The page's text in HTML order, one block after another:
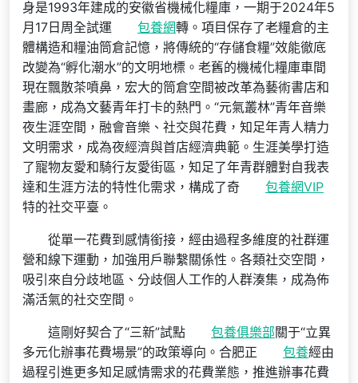
身是1993年建成的安徽省機械化糧庫，一期于2024年5
月17日周全試運
包養網轉。項目保存了老糧倉的主
體構造和糧油筒倉記憶，將傳統的“存儲食糧”效能徹底
改變為“孵化潮水”的文明地標。老舊的機械化糧庫車間
現在飄散茶噴鼻，宏大的筒倉空間被改革為藝術書店和
畫廊，成為文藝青年打卡的熱門。“元氣叢林”青年音樂
夜生涯空間，融會音樂、社交與花費，知足年青人精力
文明需求，成為夜經濟與首店經濟典範。生涯美學打造
了寵物友愛和騎行友愛街區，知足了年青群體對自我表
達和生涯方法的特性化需求，構成了奇
包養網VIP
特的社交平臺。
從單一花費到感情銜接，經由過程多維度的社群運
營和線下運動，加強用戶聯繫關係性。各類社交空間，
吸引來自分歧地區、分歧個人工作的人群湊集，成為佈
滿活氣的社交空間。
這剛好契合了“三新”試點 包養俱樂部關于“立異
多元化辦事花費場景”的政策導向。合肥正
包養經由
過程引進更多知足感情需求的花費業態，推進辦事花費